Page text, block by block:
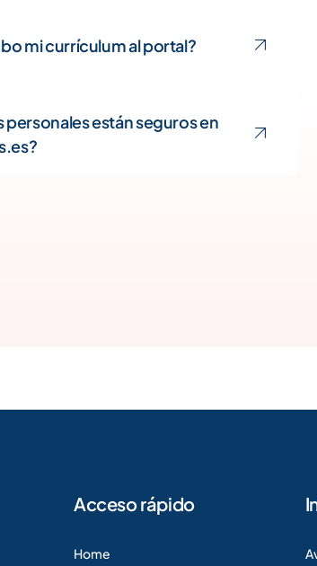
mi currículum al portal?
personales están seguros en
Acceso rápido
Home